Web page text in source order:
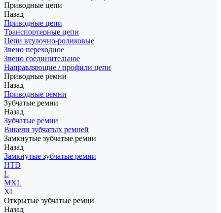
Приводные цепи
Назад
Приводные цепи
Транспортерные цепи
Цепи втулочно-роликовые
Звено переходное
Звено соединительное
Направляющие / профили цепи
Приводные ремни
Назад
Приводные ремни
Зубчатые ремни
Назад
Зубчатые ремни
Викели зубчатых ремней
Замкнутые зубчатые ремни
Назад
Замкнутые зубчатые ремни
HTD
L
MXL
XL
Открытые зубчатые ремни
Назад